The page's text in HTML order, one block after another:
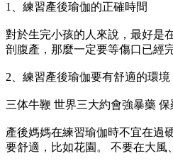
1、練習產後瑜伽的正確時間
對於生完小孩的人來說，最好是
剖腹產，那麼一定要等傷口已經
2、練習產後瑜伽要有舒適的環境
三体牛鞭 世界三大約會強暴藥
產後媽媽在練習瑜伽時不宜在過
要舒適，比如花園。 不要在大風